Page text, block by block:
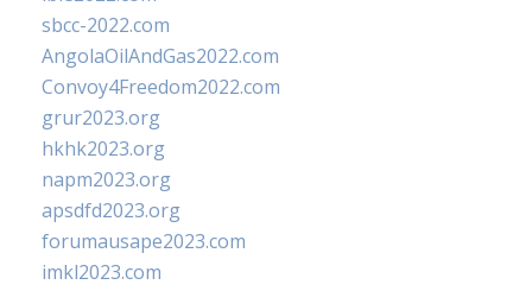
sbcc-2022.com
AngolaOilAndGas2022.com
Convoy4Freedom2022.com
grur2023.org
hkhk2023.org
napm2023.org
apsdfd2023.org
forumausape2023.com
imkl2023.com